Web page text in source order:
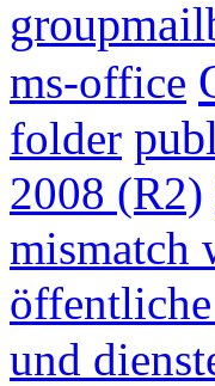
ms-office
folder
2008 (R2)
mismatch
und